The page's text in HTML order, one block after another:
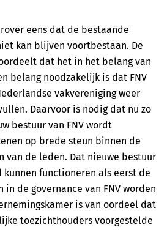
eens dat de bestaande
kan blijven voortbestaan. De
dat het in het belang van
belang noodzakelijk is dat FNV
vakvereniging weer
Daarvoor is nodig dat nu zo
bestuur van FNV wordt
op brede steun binnen de
van de leden. Dat nieuwe bestuur
functioneren als eerst de
de governance van FNV worden
is van oordeel dat
toezichthouders voorgestelde